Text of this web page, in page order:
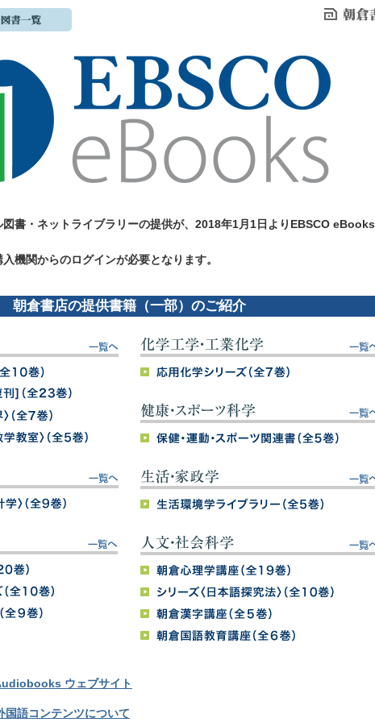
図書・ネットライブラリーの提供が、2018年1月1日よりEBSCO eBooks
機関からのログインが必要となります。
朝倉書店の提供書籍（一部）のご紹介
ウェブサイト
語コンテンツについて